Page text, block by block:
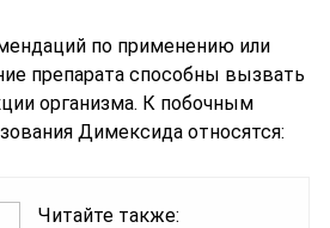
по применению или
препарата способны вызвать
организма. К побочным
Димексида относятся:
Читайте также: